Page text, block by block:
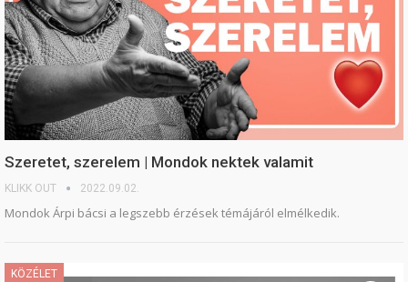
Szeretet, szerelem | Mondok nektek valamit
KLIKK OUT 2022.09.02.
Mondok Árpi bácsi a legszebb érzések témájáról elmélkedik.
KÖZÉLET